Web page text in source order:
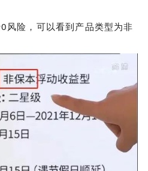
风险，可以看到产品类型为非